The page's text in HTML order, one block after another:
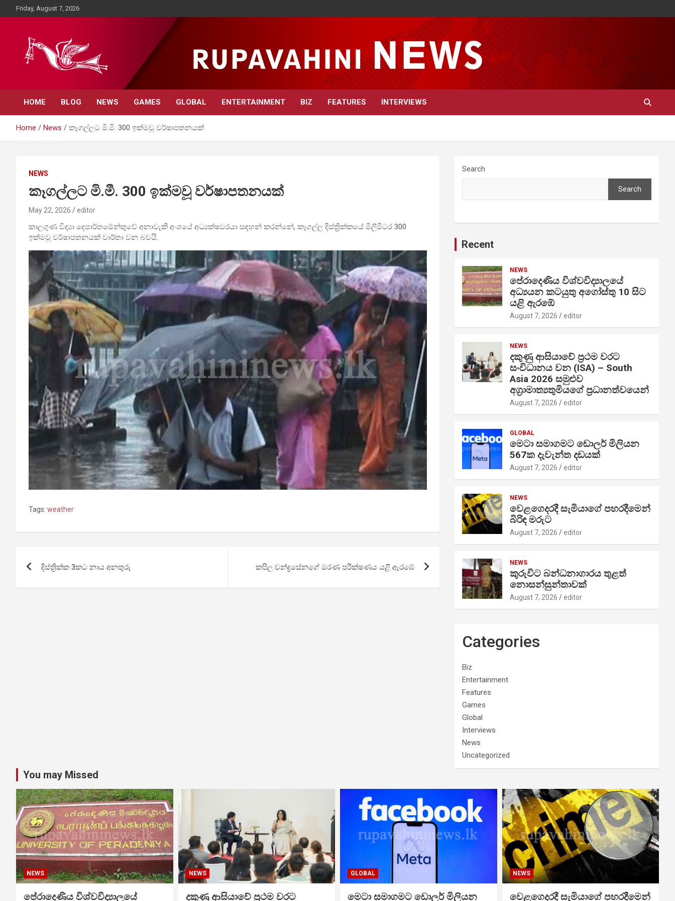
to
Friday, August 7, 2026
Rupavahini News
HOME BLOG NEWS GAMES GLOBAL ENTERTAINMENT BIZ FEATURES INTERVIEWS
Home News කෑගල්ලට මි.මී. 300 ඉක්මවූ වර්ෂාපතනයක්
NEWS
කෑගල්ලට මි.මී. 300 ඉක්මවූ වර්ෂාපතනයක්
May 22, 2026 editor
කාලගුණ විද්‍යා දෙපාර්තමේන්තුවේ අනාවැකි අංශයේ අධ්‍යක්ෂවරයා සඳහන් කරන්නේ, කෑගල්ල දිස්ත්‍රික්කයේ මිලිමීටර 300
ඉක්මවූ වර්ෂාපතනයක් වාර්තා වන බවයි.
Tags: weather
navigation
දිස්ත්‍රික්ක 3කට නාය අනතුරු කපිල චන්ද්‍රසේනගේ මරණ පරීක්ෂණය යළි ඇරඹේ
Search
Search
Recent
NEWS
පේරාදෙණිය විශ්වවිද්‍යාලයේ
අධ්‍යයන කටයුතු අගෝස්තු 10 සිට
යළි ඇරඹේ
August 7, 2026 editor
NEWS
දකුණු ආසියාවේ ප්‍රථම වරට
සංවිධානය වන (ISA) – South
Asia 2026 සමුළුව
අග්‍රාමාත්‍යතුමියගේ ප්‍රධානත්වයෙන්
August 7, 2026 editor
GLOBAL
මෙටා සමාගමට ඩොලර් මිලියන
567ක දැවැන්ත දඩයක්
August 7, 2026 editor
NEWS
වෙළගෙදරදී සැමියාගේ පහරදීමෙන්
බිරිඳ මරුට
August 7, 2026 editor
NEWS
කුරුවිට බන්ධනාගාරය තුළත්
නොසන්සුන්තාවක්
August 7, 2026 editor
Categories
Biz
Entertainment
Features
Games
Global
Interviews
News
Uncategorized
You may Missed
NEWS
පේරාදෙණිය විශ්වවිද්‍යාලයේ
NEWS
දකුණු ආසියාවේ ප්‍රථම වරට
GLOBAL
මෙටා සමාගමට ඩොලර් මිලියන
NEWS
වෙළගෙදරදී සැමියාගේ පහරදීමෙන්